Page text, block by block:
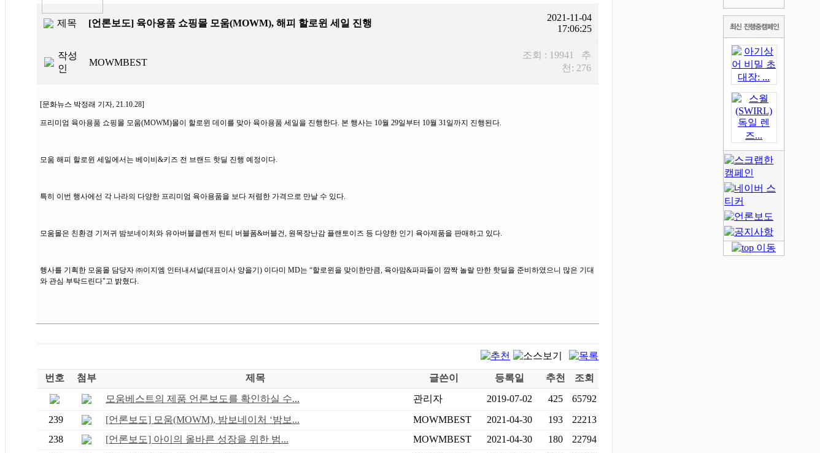
제목 [언론보도] 육아용품 쇼핑몰 모움(MOWM), 해피 할로윈 세일 진행
2021-11-04
17:06:25
작성
인
MOWMBEST
조회 : 19941 추
천: 276
[문화뉴스 박정래 기자, 21.10.28]
프리미엄 육아용품 쇼핑몰 모움(MOWM)몰이 할로윈 데이를 맞아 육아용품 세일을 진행한다. 본 행사는 10월 29일부터 10월 31일까지 진행된다.
모움 해피 할로윈 세일에서는 베이비&키즈 전 브랜드 핫딜 진행 예정이다.
특히 이번 행사에선 각 나라의 다양한 프리미엄 육아용품을 보다 저렴한 가격으로 만날 수 있다.
모움몰은 친환경 기저귀 밤보네이처와 유아버블클렌저 틴티 버블폼&버블건, 원목장난감 플랜토이즈 등 다양한 인기 육아제품을 판매하고 있다.
행사를 기획한 모움몰 담당자 ㈜이지엠 인터내셔널(대표이사 양을기) 이다미 MD는 “할로윈을 맞이한만큼, 육아맘&파파들이 깜짝 놀랄 만한 핫딜을 준비하였으니 많은 기대
와 관심 부탁드린다"고 밝혔다.
번호 첨부 제목 글쓴이 등록일 추천
조회
모움베스트의 제품 언론보도를 확인하실 수...
관리자 2019-07-02 425
65792
239
[언론보도] 모움(MOWM), 밤보네이처 ‘밤보... MOWMBEST 2021-04-30 193
22213
238
[언론보도] 아이의 올바른 성장을 위한 범... MOWMBEST 2021-04-30 180
22794